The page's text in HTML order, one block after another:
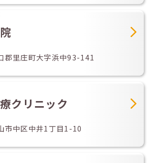
郡里庄町大字浜中93-141
クリニック
市中区中井1丁目1-10